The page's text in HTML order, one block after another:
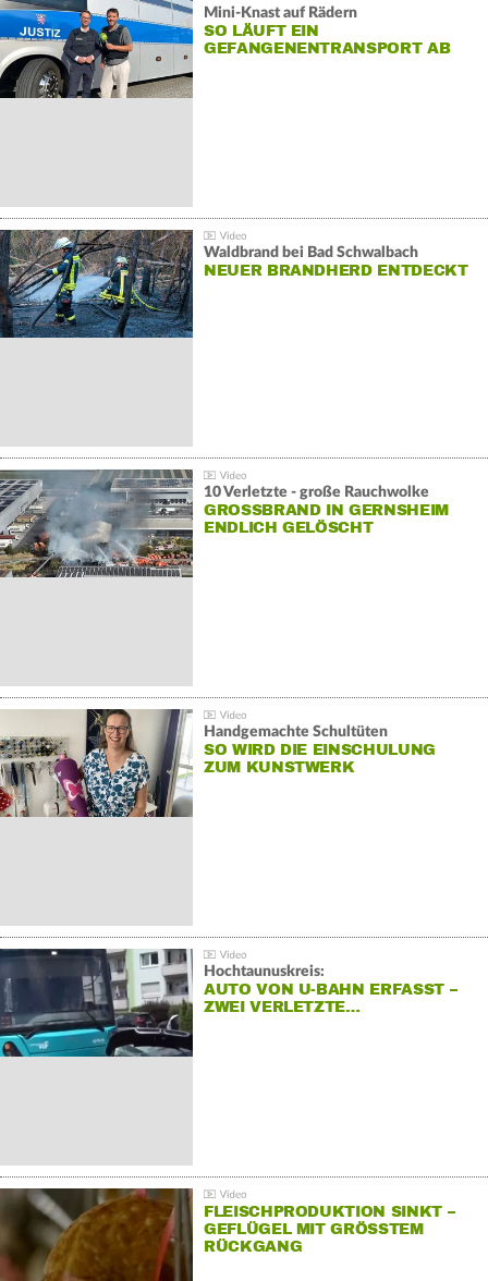
Mini-Knast auf Rädern
SO LÄUFT EIN
GEFANGENENTRANSPORT AB
Waldbrand bei Bad Schwalbach
NEUER BRANDHERD ENTDECKT
10 Verletzte - große Rauchwolke
GROSSBRAND IN GERNSHEIM E
NDLICH GELÖSCHT
Handgemachte Schultüten
SO WIRD DIE EINSCHULUNG
ZUM KUNSTWERK
Hochtaunuskreis:
AUTO VON U-BAHN ERFASST –
ZWEI VERLETZTE…
FLEISCHPRODUKTION SINKT –
GEFLÜGEL MIT GRÖSSTEM R
ÜCKGANG